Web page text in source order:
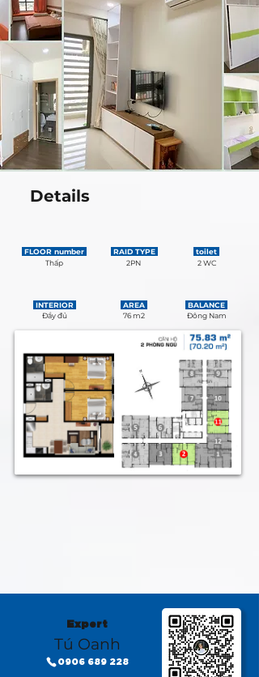
Details
FLOOR number
Thấp
RAID TYPE
2PN
toilet
2 WC
INTERIOR
Đầy đủ
AREA
76 m2
BALANCE
Đông Nam
Expert
Tú Oanh
0906 689 228